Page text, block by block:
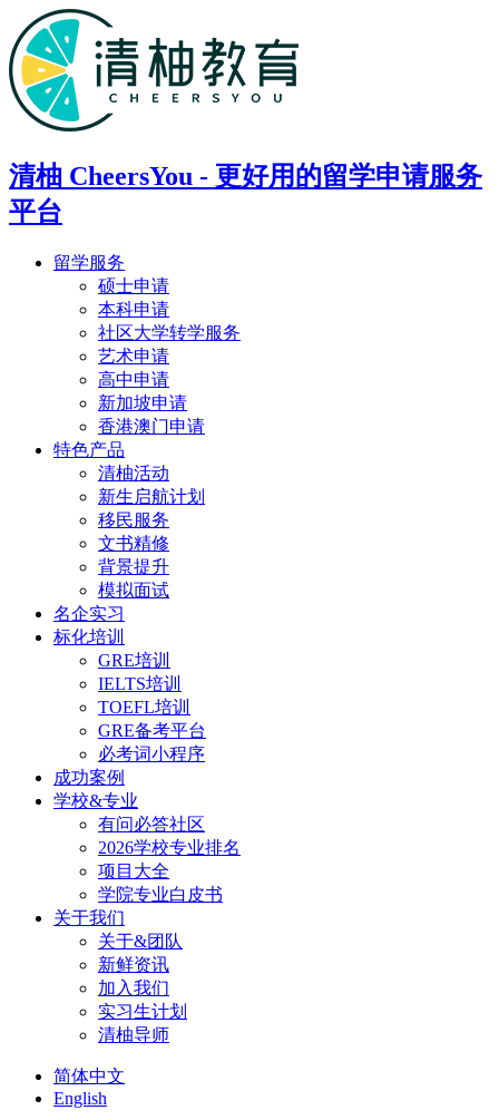
清柚 CheersYou - 更好用的留学申请服务
平台
留学服务
硕士申请
本科申请
社区大学转学服务
艺术申请
高中申请
新加坡申请
香港澳门申请
特色产品
清柚活动
新生启航计划
移民服务
文书精修
背景提升
模拟面试
名企实习
标化培训
GRE培训
IELTS培训
TOEFL培训
GRE备考平台
必考词小程序
成功案例
学校&专业
有问必答社区
2026学校专业排名
项目大全
学院专业白皮书
关于我们
关于&团队
新鲜资讯
加入我们
实习生计划
清柚导师
简体中文
English